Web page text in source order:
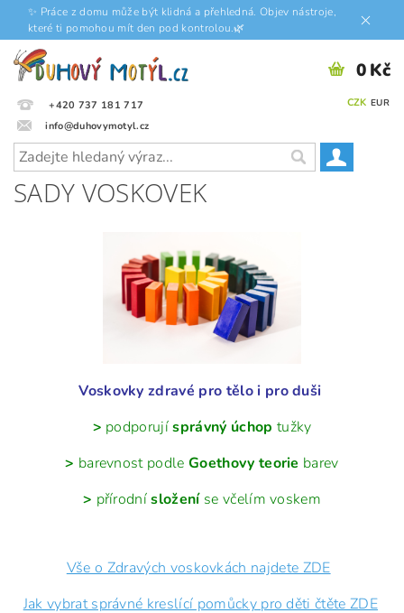
✨ Práce z domu může být klidná a přehledná. Objev nástroje,
které ti pomohou mít den pod kontrolou.🌿
+420 737 181 717
info@duhovymotyl.cz
CZK EUR
0 Kč
SADY VOSKOVEK
Voskovky zdravé pro tělo i pro duši
> podporujísprávný úchop tužky
> barevnost podleGoethovy teorie barev
> přírodnísloženíse včelím voskem
Vše o Zdravých voskovkách najdete ZDE
Jak vybrat správné kreslící pomůcky pro děti čtěte ZDE